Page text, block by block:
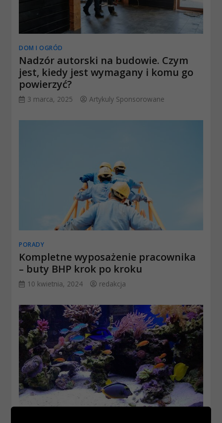
DOM I OGRÓD
Nadzór autorski na budowie. Czym
jest, kiedy jest wymagany i komu go
powierzyć?
3 marca, 2025 Artykuly Sponsorowane
PORADY
Kompletne wyposażenie pracownika
– buty BHP krok po kroku
10 kwietnia, 2024 redakcja